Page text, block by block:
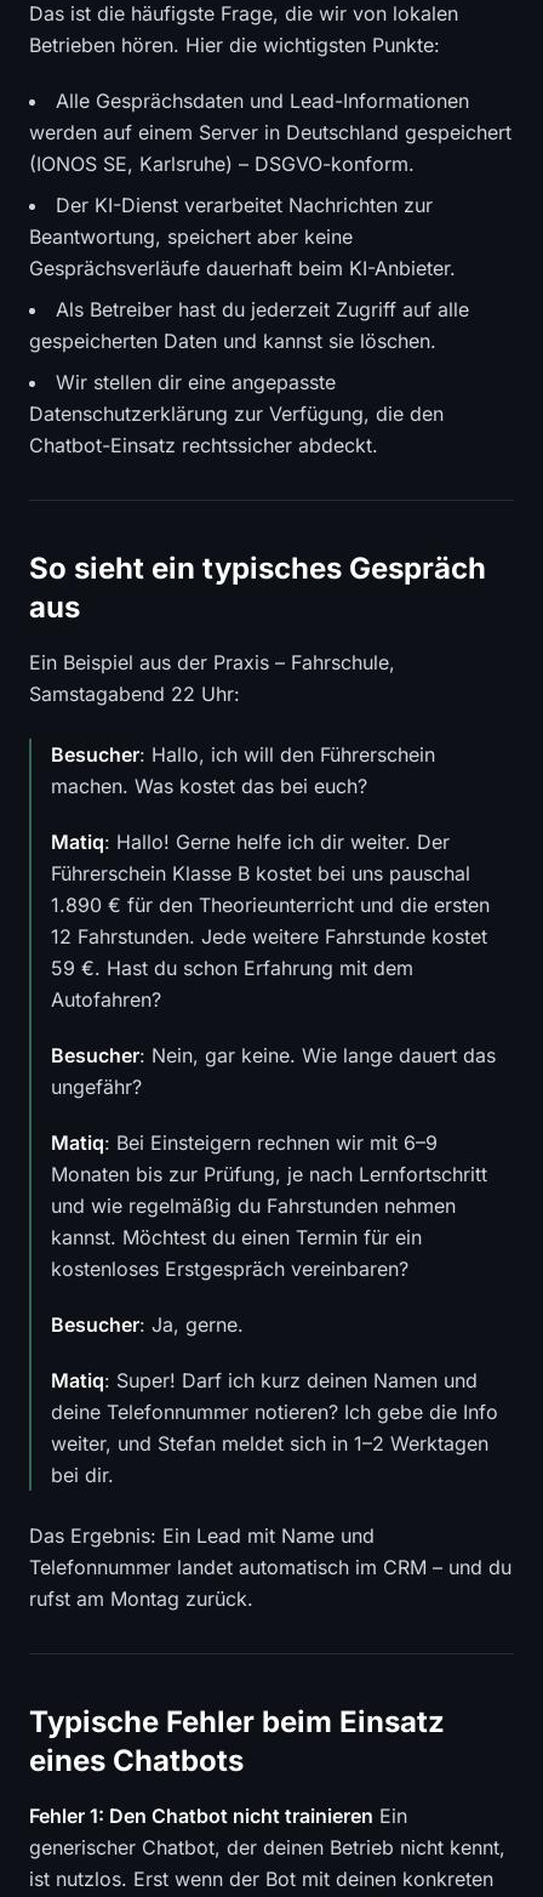
Das ist die häufigste Frage, die wir von lokalen
Betrieben hören. Hier die wichtigsten Punkte:
Alle Gesprächsdaten und Lead-Informationen
werden auf einem Server in Deutschland gespeichert
(IONOS SE, Karlsruhe) – DSGVO-konform.
Der KI-Dienst verarbeitet Nachrichten zur
Beantwortung, speichert aber keine
Gesprächsverläufe dauerhaft beim KI-Anbieter.
Als Betreiber hast du jederzeit Zugriff auf alle
gespeicherten Daten und kannst sie löschen.
Wir stellen dir eine angepasste
Datenschutzerklärung zur Verfügung, die den
Chatbot-Einsatz rechtssicher abdeckt.
So sieht ein typisches Gespräch
aus
Ein Beispiel aus der Praxis – Fahrschule,
Samstagabend 22 Uhr:
Besucher: Hallo, ich will den Führerschein
machen. Was kostet das bei euch?
Matiq: Hallo! Gerne helfe ich dir weiter. Der
Führerschein Klasse B kostet bei uns pauschal
1.890 € für den Theorieunterricht und die ersten
12 Fahrstunden. Jede weitere Fahrstunde kostet
59 €. Hast du schon Erfahrung mit dem
Autofahren?
Besucher: Nein, gar keine. Wie lange dauert das
ungefähr?
Matiq: Bei Einsteigern rechnen wir mit 6–9
Monaten bis zur Prüfung, je nach Lernfortschritt
und wie regelmäßig du Fahrstunden nehmen
kannst. Möchtest du einen Termin für ein
kostenloses Erstgespräch vereinbaren?
Besucher: Ja, gerne.
Matiq: Super! Darf ich kurz deinen Namen und
deine Telefonnummer notieren? Ich gebe die Info
weiter, und Stefan meldet sich in 1–2 Werktagen
bei dir.
Das Ergebnis: Ein Lead mit Name und
Telefonnummer landet automatisch im CRM – und du
rufst am Montag zurück.
Typische Fehler beim Einsatz
eines Chatbots
Fehler 1: Den Chatbot nicht trainieren Ein
generischer Chatbot, der deinen Betrieb nicht kennt,
ist nutzlos. Erst wenn der Bot mit deinen konkreten